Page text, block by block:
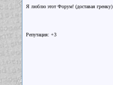
Я люблю этот Форум! (доставая гренку)
Репутация: +3